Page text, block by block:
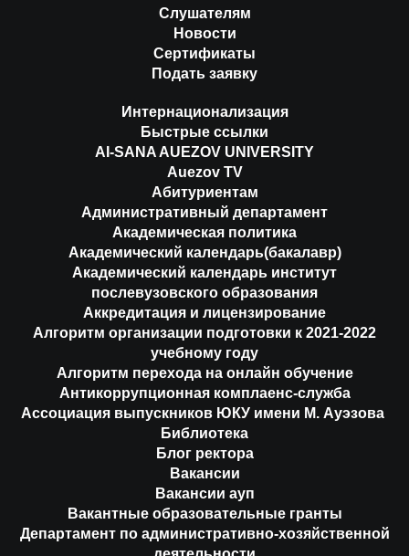
Слушателям
Новости
Сертификаты
Подать заявку
Интернационализация
Быстрые ссылки
AI-SANA AUEZOV UNIVERSITY
Auezov TV
Абитуриентам
Административный департамент
Академическая политика
Академический календарь(бакалавр)
Академический календарь институт
послевузовского образования
Аккредитация и лицензирование
Алгоритм организации подготовки к 2021-2022
учебному году
Алгоритм перехода на онлайн обучение
Антикоррупционная комплаенс-служба
Ассоциация выпускников ЮКУ имени М. Ауэзова
Библиотека
Блог ректора
Вакансии
Вакансии ауп
Вакантные образовательные гранты
Департамент по административно-хозяйственной